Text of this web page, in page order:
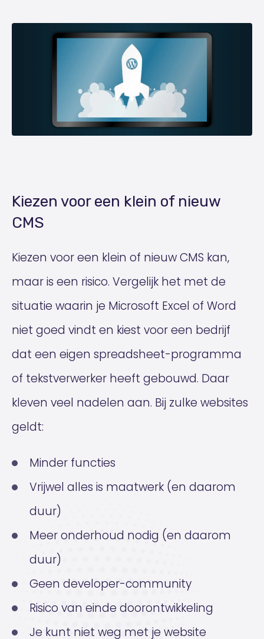
Kiezen voor een klein of nieuw
CMS
Kiezen voor een klein of nieuw CMS kan,
maar is een risico. Vergelijk het met de
situatie waarin je Microsoft Excel of Word
niet goed vindt en kiest voor een bedrijf
dat een eigen spreadsheet-programma
of tekstverwerker heeft gebouwd. Daar
kleven veel nadelen aan. Bij zulke websites
geldt:
Minder functies
Vrijwel alles is maatwerk (en daarom
duur)
Meer onderhoud nodig (en daarom
duur)
Geen developer-community
Risico van einde doorontwikkeling
Je kunt niet weg met je website